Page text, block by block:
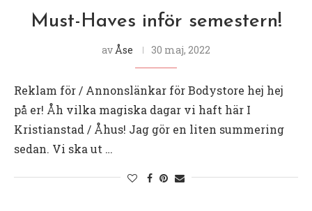
Must-Haves inför semestern!
av Åse 30 maj, 2022
Reklam för / Annonslänkar för Bodystore hej hej
på er! Åh vilka magiska dagar vi haft här I
Kristianstad / Åhus! Jag gör en liten summering
sedan. Vi ska ut …